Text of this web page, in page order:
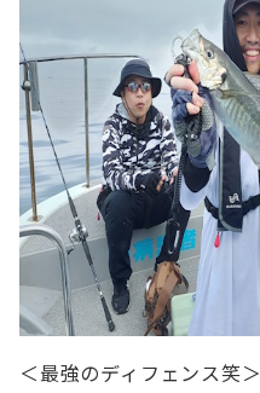
＜最強のディフェンス笑＞